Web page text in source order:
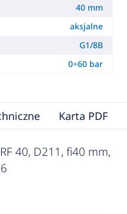
40 mm
aksjalne
G1/8B
0÷60 bar
Karta PDF
40, D211, fi40 mm,